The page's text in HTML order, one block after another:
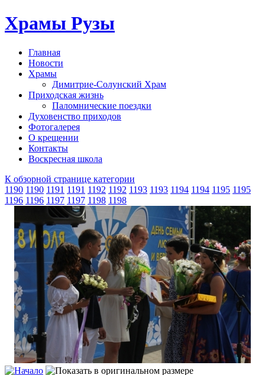
Храмы Рузы
Главная
Новости
Храмы
Димитрие-Солунский Храм
Приходская жизнь
Паломнические поездки
Духовенство приходов
Фотогалерея
О крещении
Контакты
Воскресная школа
К обзорной странице категории
1190 1190 1191 1191 1192 1192 1193 1193 1194 1194 1195 1195
1196 1196 1197 1197 1198 1198